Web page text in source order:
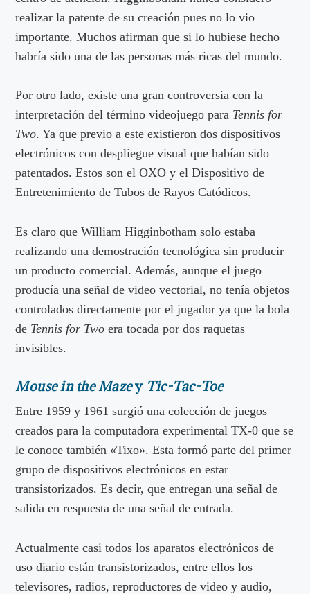
realizar la patente de su creación pues no lo vio
importante. Muchos afirman que si lo hubiese hecho
habría sido una de las personas más ricas del mundo.
Por otro lado, existe una gran controversia con la
interpretación del término videojuego para Tennis for
Two. Ya que previo a este existieron dos dispositivos
electrónicos con despliegue visual que habían sido
patentados. Estos son el OXO y el Dispositivo de
Entretenimiento de Tubos de Rayos Catódicos.
Es claro que William Higginbotham solo estaba
realizando una demostración tecnológica sin producir
un producto comercial. Además, aunque el juego
producía una señal de video vectorial, no tenía objetos
controlados directamente por el jugador ya que la bola
de Tennis for Two era tocada por dos raquetas
invisibles.
Mouse in the Mazey Tic-Tac-Toe
Entre 1959 y 1961 surgió una colección de juegos
creados para la computadora experimental TX-0 que se
le conoce también «Tixo». Esta formó parte del primer
grupo de dispositivos electrónicos en estar
transistorizados. Es decir, que entregan una señal de
salida en respuesta de una señal de entrada.
Actualmente casi todos los aparatos electrónicos de
uso diario están transistorizados, entre ellos los
televisores, radios, reproductores de video y audio,